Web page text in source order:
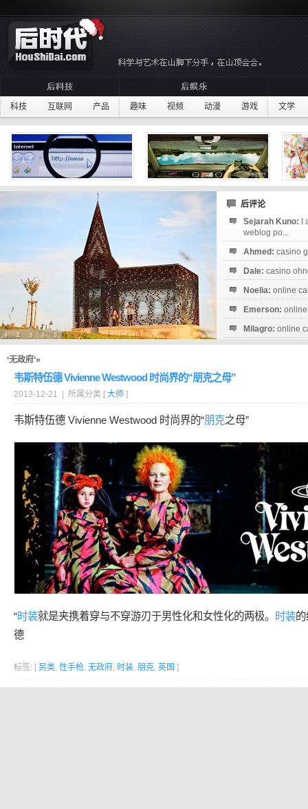
科技 互联网 产品 趣味 视频 动漫 游戏 文学
后评论
Sejarah Kuno:
weblog po...
Ahmed: casino
Dale: casino
Noelia: online
Emerson:
Milagro: online
‘无政府’»
韦斯特伍德 Vivienne Westwood 时尚界的“朋克之母”
2013-12-21 | 所属分类 [ 大师 ]
韦斯特伍德 Vivienne Westwood 时尚界的“朋克之母”
“时装就是夹携着穿与不穿游刃于男性化和女性化的两极。 时装
德
标签: [ 另类, 性手枪, 无政府, 时装, 朋克, 英国 ]